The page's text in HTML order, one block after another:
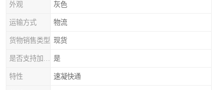
外观 灰色
运输方式 物流
货物销售类型 现货
是
特性 速凝快通